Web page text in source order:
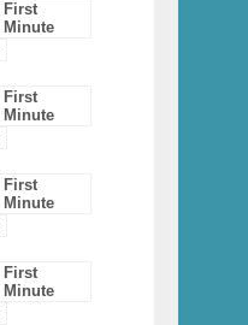
First
Minute
First
Minute
First
Minute
First
Minute